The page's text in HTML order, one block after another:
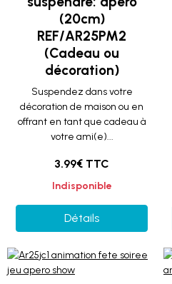
(20cm)
REF/AR25PM2
(Cadeau ou
décoration)
Suspendez dans votre
décoration de maison ou en
offrant en tant que cadeau à
votre ami(e)...
3.99€ TTC
Indisponible
Détails